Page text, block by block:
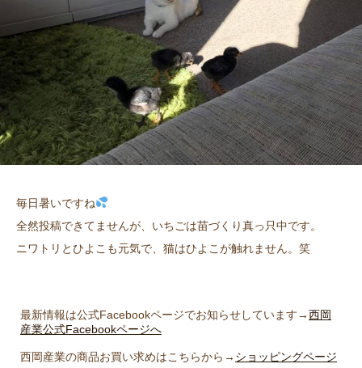
毎日暑いですね
全然投稿できてませんが、いちごは苗づくり真っ只中です。
ニワトリとひよこも元気で、猫はひよこが触れません。笑
最新情報は公式Facebookページでお知らせしています→西岡
産業公式Facebookページへ
西岡産業の商品お買い求めはこちらから→ ショッピングページ